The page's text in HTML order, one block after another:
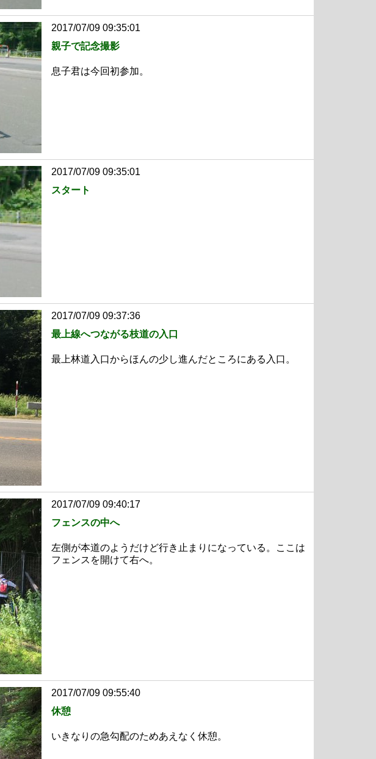
2017/07/09 09:35:01
親子で記念撮影
息子君は今回初参加。
2017/07/09 09:35:01
スタート
2017/07/09 09:37:36
最上線へつながる枝道の入口
最上林道入口からほんの少し進んだところにある入口。
2017/07/09 09:40:17
フェンスの中へ
左側が本道のようだけど行き止まりになっている。ここは
フェンスを開けて右へ。
2017/07/09 09:55:40
休憩
いきなりの急勾配のためあえなく休憩。